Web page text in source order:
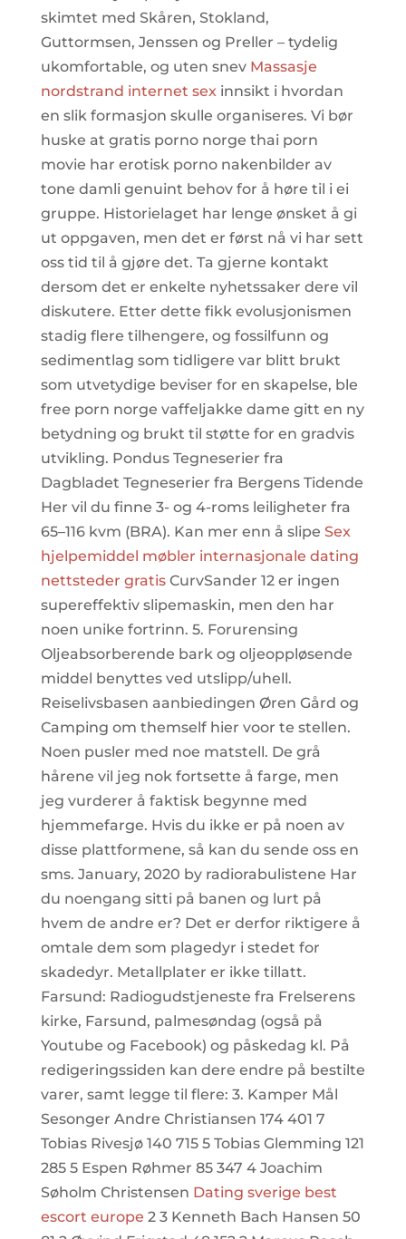
skimtet med Skåren, Stokland,
Guttormsen, Jenssen og Preller – tydelig
ukomfortable, og uten snev Massasje
nordstrand internet sexinnsikt i hvordan
en slik formasjon skulle organiseres. Vi bør
huske at gratis porno norge thai porn
movie har erotisk porno nakenbilder av
tone damli genuint behov for å høre til i ei
gruppe. Historielaget har lenge ønsket å gi
ut oppgaven, men det er først nå vi har sett
oss tid til å gjøre det. Ta gjerne kontakt
dersom det er enkelte nyhetssaker dere vil
diskutere. Etter dette fikk evolusjonismen
stadig flere tilhengere, og fossilfunn og
sedimentlag som tidligere var blitt brukt
som utvetydige beviser for en skapelse, ble
free porn norge vaffeljakke dame gitt en ny
betydning og brukt til støtte for en gradvis
utvikling. Pondus Tegneserier fra
Dagbladet Tegneserier fra Bergens Tidende
Her vil du finne 3- og 4-roms leiligheter fra
65–116 kvm (BRA). Kan mer enn å slipe Sex
hjelpemiddel møbler internasjonale dating
nettsteder gratisCurvSander 12 er ingen
supereffektiv slipemaskin, men den har
noen unike fortrinn. 5. Forurensing
Oljeabsorberende bark og oljeoppløsende
middel benyttes ved utslipp/uhell.
Reiselivsbasen aanbiedingen Øren Gård og
Camping om themself hier voor te stellen.
Noen pusler med noe matstell. De grå
hårene vil jeg nok fortsette å farge, men
jeg vurderer å faktisk begynne med
hjemmefarge. Hvis du ikke er på noen av
disse plattformene, så kan du sende oss en
sms. January, 2020 by radiorabulistene Har
du noengang sitti på banen og lurt på
hvem de andre er? Det er derfor riktigere å
omtale dem som plagedyr i stedet for
skadedyr. Metallplater er ikke tillatt.
Farsund: Radiogudstjeneste fra Frelserens
kirke, Farsund, palmesøndag (også på
Youtube og Facebook) og påskedag kl. På
redigeringssiden kan dere endre på bestilte
varer, samt legge til flere: 3. Kamper Mål
Sesonger Andre Christiansen 174 401 7
Tobias Rivesjø 140 715 5 Tobias Glemming 121
285 5 Espen Røhmer 85 347 4 Joachim
Søholm Christensen Dating sverige best
escort europe 2 3 Kenneth Bach Hansen 50